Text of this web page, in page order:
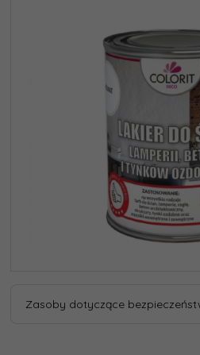
Zasoby dotyczące